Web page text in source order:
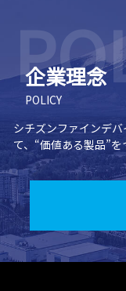
企業理念
POLICY
シチズンファインデ
て、 “価値ある製品”を